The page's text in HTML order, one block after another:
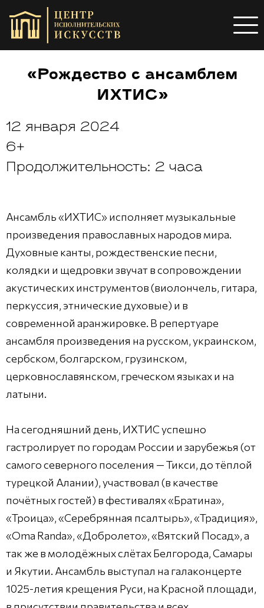
«Рождество с ансамблем
ИХТИС»
12 января 2024
6+
Продолжительность: 2 часа
Ансамбль «ИХТИС» исполняет музыкальные
произведения православных народов мира.
Духовные канты, рождественские песни,
колядки и щедровки звучат в сопровождении
акустических инструментов (виолончель, гитара,
перкуссия, этнические духовые) и в
современной аранжировке. В репертуаре
ансамбля произведения на русском, украинском,
сербском, болгарском, грузинском,
церковнославянском, греческом языках и на
латыни.
На сегодняшний день, ИХТИС успешно
гастролирует по городам России и зарубежья (от
самого северного поселения — Тикси, до тёплой
турецкой Алании), участвовал (в качестве
почётных гостей) в фестивалях «Братина»,
«Троица», «Серебрянная псалтырь», «Традиция»,
«Oma Randa», «Добролето», «Вятский Посад», а
так же в молодёжных слётах Белгорода, Самары
и Якутии. Ансамбль выступал на галаконцерте
1025-летия крещения Руси, на Красной площади,